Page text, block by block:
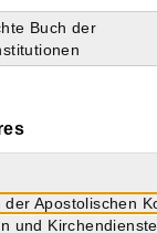
Buch der
der Apostolischen
und Kirchendienste